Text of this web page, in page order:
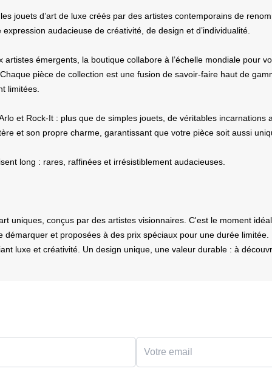
jouets d’art de luxe créés par des artistes contemporains de
audacieuse de créativité, de design et d’individualité.
émergents, la boutique collabore à l’échelle mondiale pour
pièce de collection est une fusion de savoir-faire haut de
limitées.
et Rock-It : plus que de simples jouets, de véritables
et son propre charme, garantissant que votre pièce soit aussi
long : rares, raffinées et irrésistiblement audacieuses.
uniques, conçus par des artistes visionnaires. C'est le moment
et proposées à des prix spéciaux pour une durée
luxe et créativité. Un design unique, une valeur durable : à